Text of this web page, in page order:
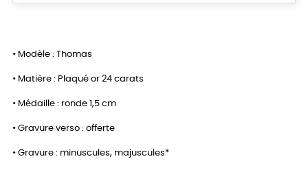
• Modèle : Thomas
• Matière : Plaqué or 24 carats
• Médaille : ronde 1,5 cm
• Gravure verso : offerte
• Gravure : minuscules, majuscules*